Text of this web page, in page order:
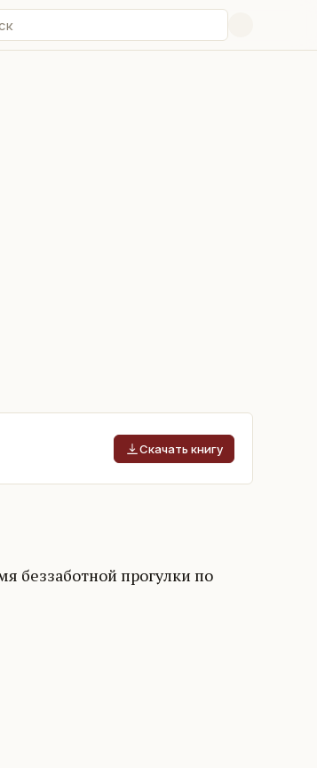
Скачать книгу
беззаботной прогулки по